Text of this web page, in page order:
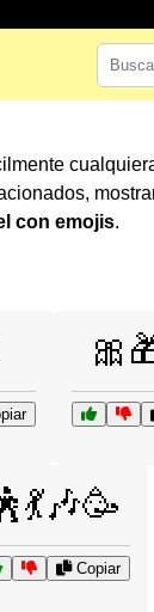
con emojis.
Copiar